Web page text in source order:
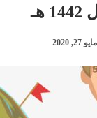
مايو 27, 2020